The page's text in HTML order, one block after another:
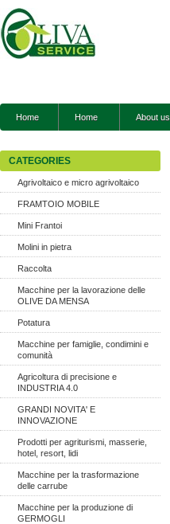
Home Home About us
CATEGORIES
Agrivoltaico e micro agrivoltaico
FRAMTOIO MOBILE
Mini Frantoi
Molini in pietra
Raccolta
Macchine per la lavorazione delle
OLIVE DA MENSA
Potatura
Macchine per famiglie, condimini e
comunità
Agricoltura di precisione e
INDUSTRIA 4.0
GRANDI NOVITA' E
INNOVAZIONE
Prodotti per agriturismi, masserie,
hotel, resort, lidi
Macchine per la trasformazione
delle carrube
Macchine per la produzione di
GERMOGLI